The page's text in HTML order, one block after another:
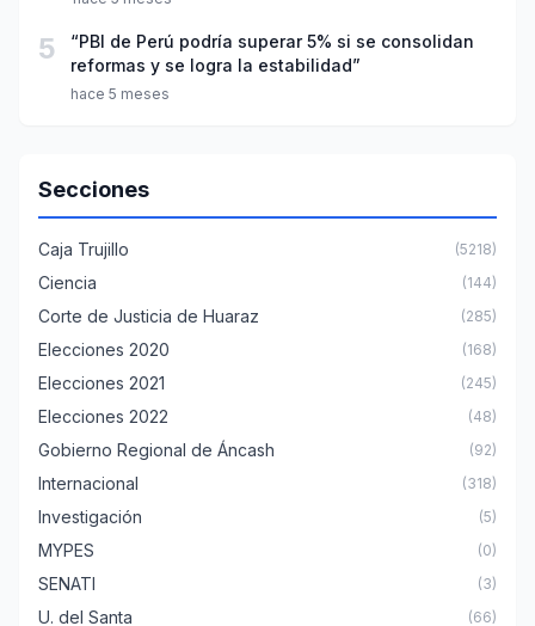
5
“PBI de Perú podría superar 5% si se consolidan
reformas y se logra la estabilidad”
hace 5 meses
Secciones
Caja Trujillo (5218)
Ciencia (144)
Corte de Justicia de Huaraz (285)
Elecciones 2020 (168)
Elecciones 2021 (245)
Elecciones 2022 (48)
Gobierno Regional de Áncash (92)
Internacional (318)
Investigación (5)
MYPES (0)
SENATI (3)
U. del Santa (66)